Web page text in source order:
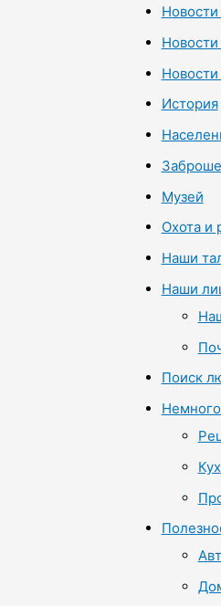
Новости
Новости
История
Музей
Охота и
Наши
Наши
Поиск